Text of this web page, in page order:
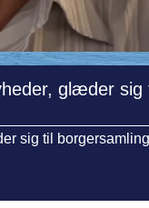
glæder sig
sig til